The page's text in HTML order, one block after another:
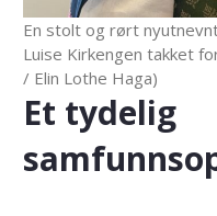
En stolt og rørt
Luise Kirkengen takket
/ Elin Lothe Haga)
Et tydelig